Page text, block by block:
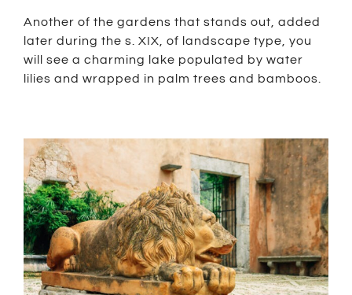
Another of the gardens that stands out, added
later during the s. XIX, of landscape type, you
will see a charming lake populated by water
lilies and wrapped in palm trees and bamboos.